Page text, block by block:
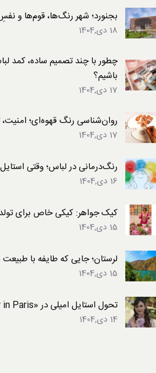
بجنورد؛ شهر رنگ‌ها، قوم‌ها و
18 دی,1404
چطور با چند تصمیم ساده، کمد
باشیم؟
17 دی,1404
روان‌شناسی رنگ قهوه‌ای؛
17 دی,1404
رنگ‌درمانی در لباس؛ وقتی
16 دی,1404
کیک جواهر: کیکی خاص برای تولد ۶۲ سالگی نیتا آمبانی
15 دی,1404
لرستان؛ جایی که طایفه با
15 دی,1404
تحول استایل امیلی در «Emily in Paris» فصل ۵
14 دی,1404